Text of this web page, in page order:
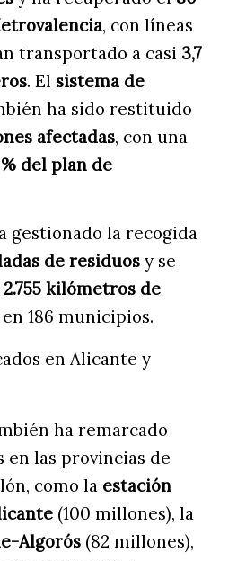
, con líneas
transportado a casi 3,7
. El sistema de
ha sido restituido
afectadas, con una
del plan de
gestionado la recogida
de residuos y se
2.755 kilómetros de
en 186 municipios.
en Alicante y
ha remarcado
en las provincias de
como la estación
(100 millones), la
Algorós (82 millones),